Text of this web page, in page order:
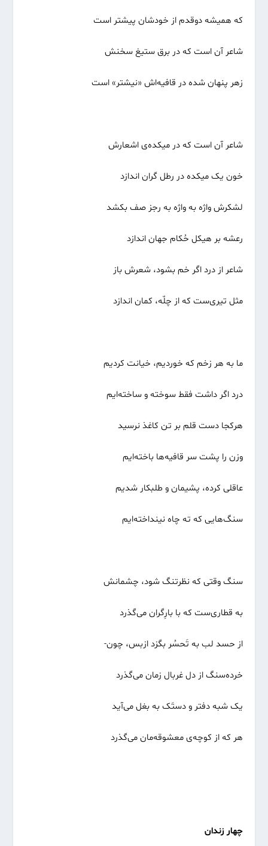
که همیشه دوقدم از خودشان پیشتر است
شاعر آن است که در برق ستیغ سخنش
زهر پنهان شده در قافیه‌اش «نیشتر» است
شاعر آن است که در میکده‌ی اشعارش
خون یک میکده در رطل گران اندازد
لشکرش واژه به واژه به رجز صف بکشد
رعشه بر هیکل حُکام جهان اندازد
شاعر از درد اگر خم بشود، شعرش باز
مثل تیری‌ست که از چلّه، کمان اندازد
ما به هر زخم که خوردیم، خیانت کردیم
درد اگر داشت فقط سوخته و ساخته‌ایم
هرکجا دست قلم بر تن کاغذ نرسید
وزن را پشت سر قافیه‌ها باخته‌ایم
عاقلی کرده، پشیمان و طلبکار شدیم
سنگ‌هایی که ته چاه نینداخته‌ایم
سنگ وقتی که نظرتنگ شود، چشمانش
به قطاری‌ست که با بارِگران می‌گذرد
از حسد لب به تَحسُر بگزد ازبس، چون-
خرده‌سنگ از دل غربال زمان می‌گذرد
یک شبه دفتر و دستَک به بغل می‌آید
هر که از کوچه‌ی معشوقه‌مان می‌گذرد
چهار زندان